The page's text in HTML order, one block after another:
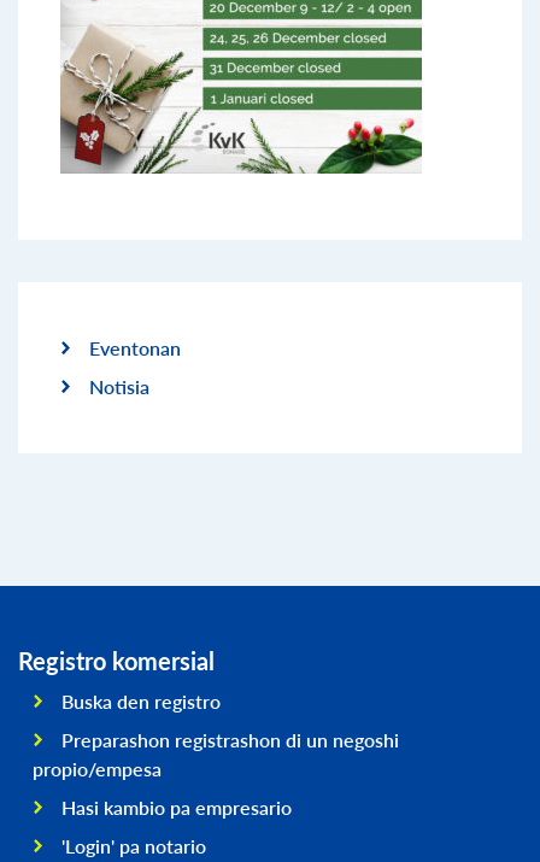
Eventonan
Notisia
Registro komersial
Buska den registro
Preparashon registrashon di un negoshi
propio/empesa
Hasi kambio pa empresario
'Login' pa notario